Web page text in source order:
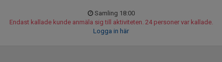
Samling 18:00
Endast kallade kunde anmäla sig till aktiviteten. 24 personer var kallade.
Logga in här